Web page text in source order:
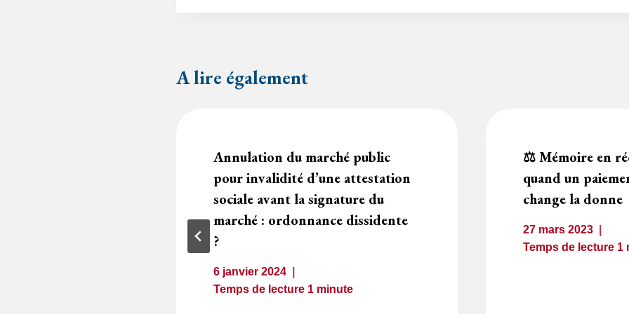
A lire également
Annulation du marché public
pour invalidité d’une attestation
sociale avant la signature du
marché : ordonnance dissidente
?
6 janvier 2024
Temps de lecture 1 minute
⚖️ Mémoire en
quand un
change la donne
27 mars 2023
Temps de lecture 1